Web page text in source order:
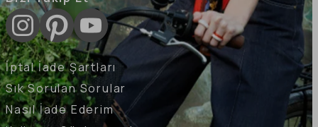
İptal İade Şartları
Sık Sorulan Sorular
Nasıl İade Ederim